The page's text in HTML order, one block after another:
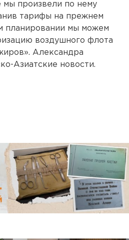
мы произвели по нему
тарифы на прежнем
планировании мы можем
воздушного флота
Александра
Азиатские новости.